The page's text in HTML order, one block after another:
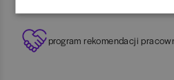
program rekomendacji